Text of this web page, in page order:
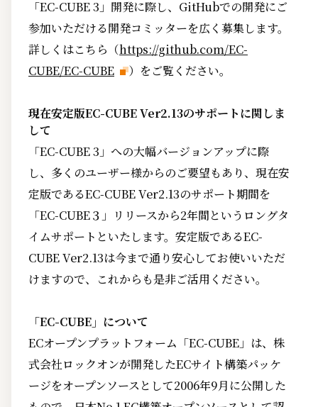
「EC-CUBE 3」開発に際し、GitHubでの開発にご
参加いただける開発コミッターを広く募集します。
詳しくはこちら（https://github.com/EC-
CUBE/EC-CUBE
）をご覧ください。
現在安定版EC-CUBE Ver2.13のサポートに関しま
して
「EC-CUBE 3」への大幅バージョンアップに際
し、多くのユーザー様からのご要望もあり、現在安
定版であるEC-CUBE Ver2.13のサポート期間を
「EC-CUBE３」リリースから2年間というロングタ
イムサポートといたします。安定版であるEC-
CUBE Ver2.13は今まで通り安心してお使いいただ
けますので、これからも是非ご活用ください。
「EC-CUBE」について
ECオープンプラットフォーム「EC-CUBE」は、株
式会社ロックオンが開発したECサイト構築パッケ
ージをオープンソースとして2006年9月に公開した